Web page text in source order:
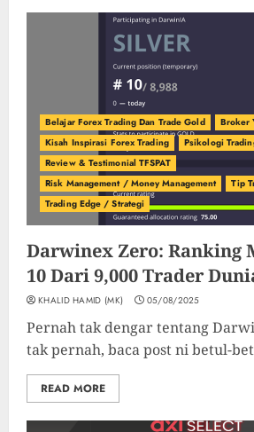
Belajar Forex Trading Dan Trade Gold
Broker
Kisah Inspirasi Forex Trading
Psikologi
Review & Testimonial TFSPAT
Risk Management / Money Management
Tip
Trading Edge / Strategi
Darwinex Zero: Ranking
10 Dari 9,000 Trader
KHALID HAMID (MK) 05/08/2025
Pernah tak dengar tentang
tak pernah, baca post ni betul-
READ MORE